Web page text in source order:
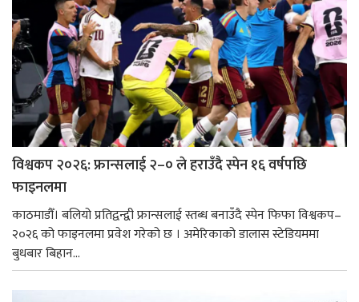
विश्वकप २०२६: फ्रान्सलाई २–० ले हराउँदै स्पेन १६ वर्षपछि
फाइनलमा
काठमाडौँ। बलियो प्रतिद्वन्द्वी फ्रान्सलाई स्तब्ध बनाउँदै स्पेन फिफा विश्वकप–
२०२६ को फाइनलमा प्रवेश गरेको छ । अमेरिकाको डालास स्टेडियममा
बुधबार बिहान...